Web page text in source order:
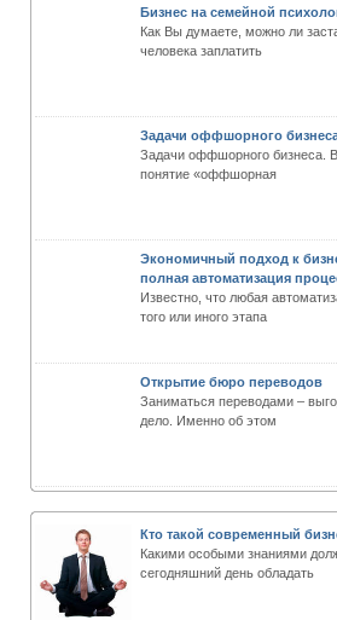
Бизнес на семейной
Как Вы думаете, можно ли
человека заплатить
Задачи оффшорного
Задачи оффшорного бизнеса.
понятие «оффшорная
Экономичный подход к
полная автоматизация
Известно, что любая
того или иного этапа
Открытие бюро переводов
Заниматься переводами –
дело. Именно об этом
Кто такой современный
Какими особыми знаниями
сегодняшний день обладать